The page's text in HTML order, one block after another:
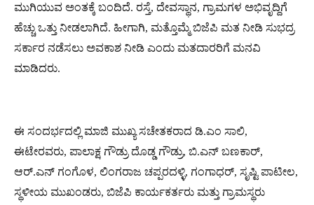
ಮುಗಿಯುವ ಅಂತಕ್ಕೆ ಬಂದಿದೆ. ರಸ್ತೆ, ದೇವಸ್ಥಾನ, ಗ್ರಾಮಗಳ ಅಭಿವೃದ್ದಿಗೆ
ಹೆಚ್ಚು ಒತ್ತು ನೀಡಲಾಗಿದೆ. ಹೀಗಾಗಿ, ಮತ್ತೊಮ್ಮೆ ಬಿಜೆಪಿ ಮತ ನೀಡಿ ಸುಭದ್ರ
ಸರ್ಕಾರ ನಡೆಸಲು ಅವಕಾಶ ನೀಡಿ ಎಂದು ಮತದಾರರಿಗೆ ಮನವಿ
ಮಾಡಿದರು.
ಈ ಸಂದರ್ಭದಲ್ಲಿ ಮಾಜಿ ಮುಖ್ಯ ಸಚೇತಕರಾದ ಡಿ.ಎಂ ಸಾಲಿ,
ಈಟೇರವರು, ಪಾಲಾಕ್ಷ ಗೌಡ್ರು ದೊಡ್ಡ ಗೌಡ್ರು, ಬಿ.ಎನ್ ಬಣಕಾರ್,
ಆರ್.ಎನ್ ಗಂಗೊಳ, ಲಿಂಗರಾಜ ಚಪ್ಪರದಳ್ಳಿ, ಗಂಗಾಧರ್, ಸೃಷ್ಟಿ ಪಾಟೀಲ,
ಸ್ಥಳೀಯ ಮುಖಂಡರು, ಬಿಜೆಪಿ ಕಾರ್ಯಕರ್ತರು ಮತ್ತು ಗ್ರಾಮಸ್ಥರು